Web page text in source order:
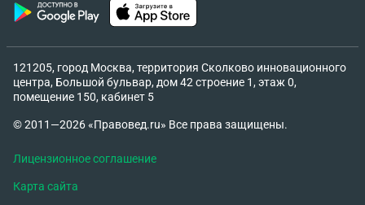
121205, город Москва, территория Сколково инновационного
центра, Большой бульвар, дом 42 строение 1, этаж 0,
помещение 150, кабинет 5
© 2011—2026 «Правовед.ru» Все права защищены.
Лицензионное соглашение
Карта сайта